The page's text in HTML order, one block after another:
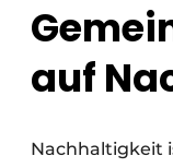
auf
Nachhaltigkeit